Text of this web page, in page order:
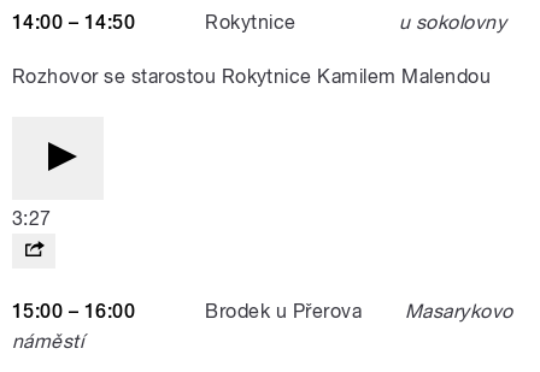
14:00 – 14:50 Rokytnice u sokolovny
Rozhovor se starostou Rokytnice Kamilem Malendou
3:27
15:00 – 16:00 Brodek u Přerova
Masarykovo
náměstí